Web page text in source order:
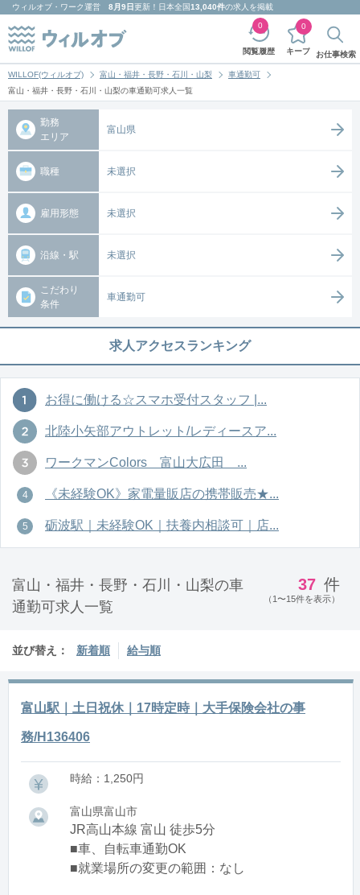
ウィルオブ・ワーク運営 8月9日更新！日本全国13,040件の求人を掲載
閲覧履歴
0
キープ
0
お仕事検索
WILLOF(ウィルオブ) 富山・福井・長野・石川・山梨
車通勤可
富山・福井・長野・石川・山梨の車通勤可求人一覧
勤務
エリア
富山県
職種 未選択
雇用形態 未選択
沿線・駅 未選択
こだわり
条件
車通勤可
求人アクセスランキング
お得に働ける☆スマホ受付スタッフ |...
北陸小矢部アウトレット/レディースア...
ワークマンColors 富山大広田 ...
《未経験OK》家電量販店の携帯販売★...
砺波駅｜未経験OK｜扶養内相談可｜店...
富山・福井・長野・石川・山梨の車
通勤可求人一覧
37 件
（1〜15件を表示）
並び替え： 新着順 給与順
富山駅｜土日祝休｜17時定時｜大手保険会社の事
務/H136406
時給：1,250円
富山県富山市
JR高山本線 富山 徒歩5分
■車、自転車通勤OK
■就業場所の変更の範囲：なし